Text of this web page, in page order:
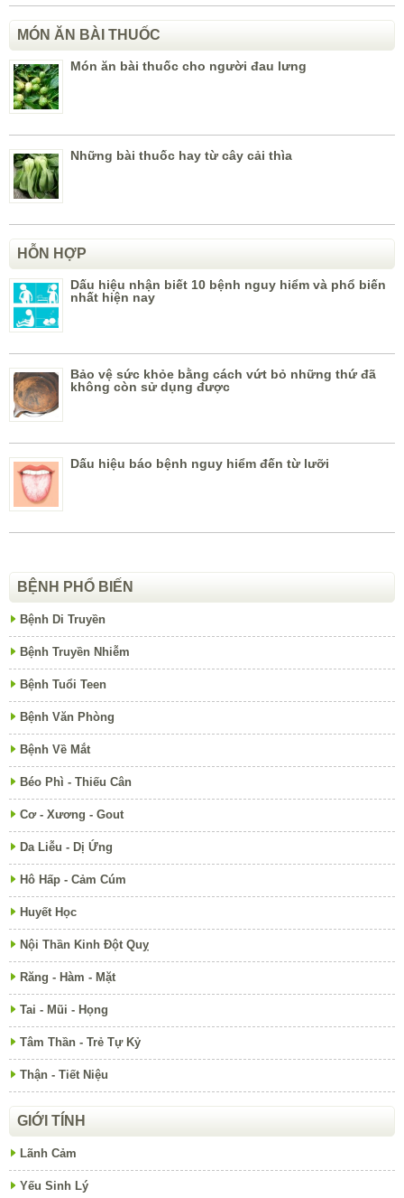
MÓN ĂN BÀI THUỐC
Món ăn bài thuốc cho người đau lưng
Những bài thuốc hay từ cây cải thìa
HỖN HỢP
Dấu hiệu nhận biết 10 bệnh nguy hiểm và phổ biến
nhất hiện nay
Bảo vệ sức khỏe bằng cách vứt bỏ những thứ đã
không còn sử dụng được
Dấu hiệu báo bệnh nguy hiểm đến từ lưỡi
BỆNH PHỔ BIẾN
Bệnh Di Truyền
Bệnh Truyền Nhiễm
Bệnh Tuổi Teen
Bệnh Văn Phòng
Bệnh Về Mắt
Béo Phì - Thiếu Cân
Cơ - Xương - Gout
Da Liễu - Dị Ứng
Hô Hấp - Cảm Cúm
Huyết Học
Nội Thần Kinh Đột Quỵ
Răng - Hàm - Mặt
Tai - Mũi - Họng
Tâm Thần - Trẻ Tự Kỷ
Thận - Tiết Niệu
GIỚI TÍNH
Lãnh Cảm
Yếu Sinh Lý